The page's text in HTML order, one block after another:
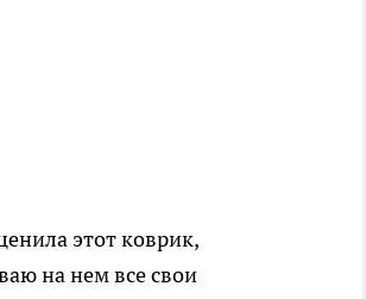
этот коврик,
на нем все свои